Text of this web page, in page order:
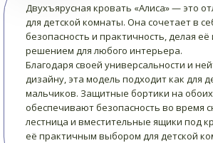
Двухъярусная кровать «Алиса» — это
для детской комнаты. Она сочетает в
безопасность и практичность, делая
решением для любого интерьера.
Благодаря своей универсальности и
дизайну, эта модель подходит как для
мальчиков. Защитные бортики на обоих
обеспечивают безопасность во время
лестница и вместительные ящики под
её практичным выбором для детской